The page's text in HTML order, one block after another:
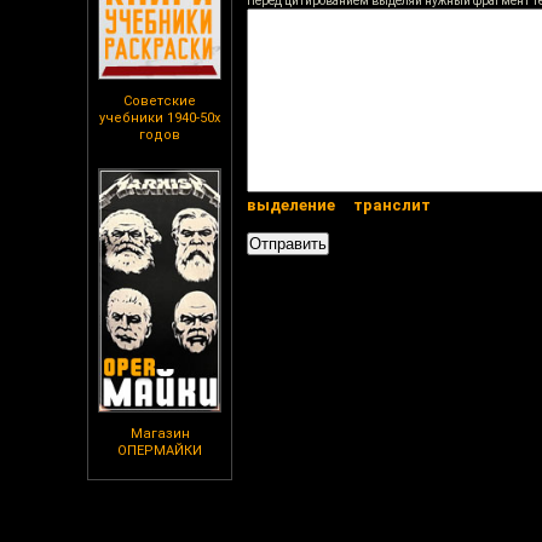
Советские
учебники 1940-50х
годов
Магазин
ОПЕРМАЙКИ
выделение транслит